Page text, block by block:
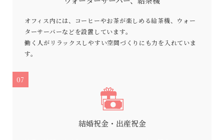
オフィス内には、コーヒーやお茶が楽しめる給茶機、ウォー
ターサーバーなどを設置しています。
働く人がリラックスしやすい空間づくりにも力を入れていま
す。
07
結婚祝金・出産祝金